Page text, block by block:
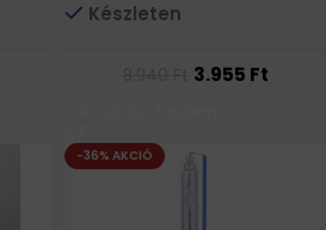
Készleten
3.955 Ft
-36% AKCIÓ